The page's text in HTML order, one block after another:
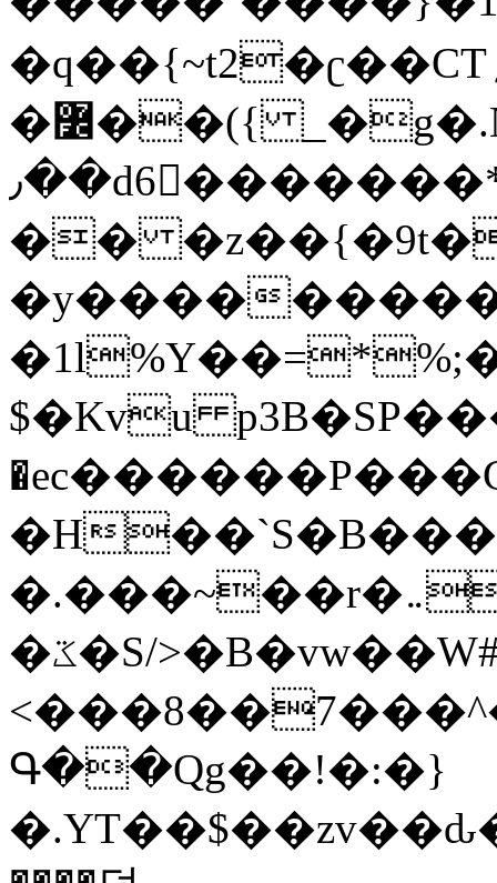
�q��{~t2�ʗ��CT؍���������{�~}ur����u�}o����(�:�j���=����{�۝Vo�An��J^��������M\M�'{{l�i
�߼��({ _�g�.Nfӻg����f7z91o^��̤^�>��2�`�:|#dk�{>�>>&�tsw�Nwo�?
٫��d6򆧇�������*��[|^]oo���NW~zz>�X&�u�=K?
��
�y����
$�Kvu
�H
�.���~��r�޼�}�܅�mؕWu���K}
�ػ�S/>�B�vw��W#�I��*]\W��)Ħ�1��fC}
Գ��Qg��!�:�}